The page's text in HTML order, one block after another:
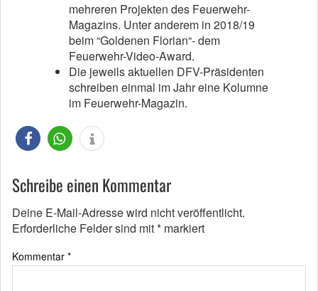
mehreren Projekten des Feuerwehr-
Magazins. Unter anderem in 2018/19
beim “Goldenen Florian“- dem
Feuerwehr-Video-Award.
Die jeweils aktuellen DFV-Präsidenten
schreiben einmal im Jahr eine Kolumne
im Feuerwehr-Magazin.
Schreibe einen Kommentar
Deine E-Mail-Adresse wird nicht veröffentlicht.
Erforderliche Felder sind mit* markiert
Kommentar *